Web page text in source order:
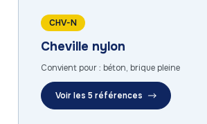
CHV-N
Cheville nylon
Convient pour : béton, brique pleine
Voir les 5 références